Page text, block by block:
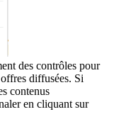
des contrôles pour
diffusées. Si
contenus
en cliquant sur